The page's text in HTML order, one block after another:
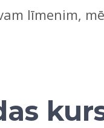
līmenim,